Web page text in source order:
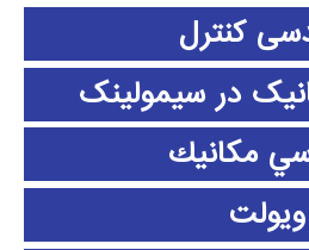
کنترل
در سیمولینک
مكانيك
ویولت